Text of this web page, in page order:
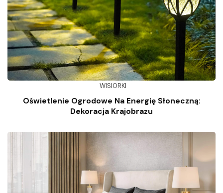
WISIORKI
Oświetlenie Ogrodowe Na Energię Słoneczną:
Dekoracja Krajobrazu